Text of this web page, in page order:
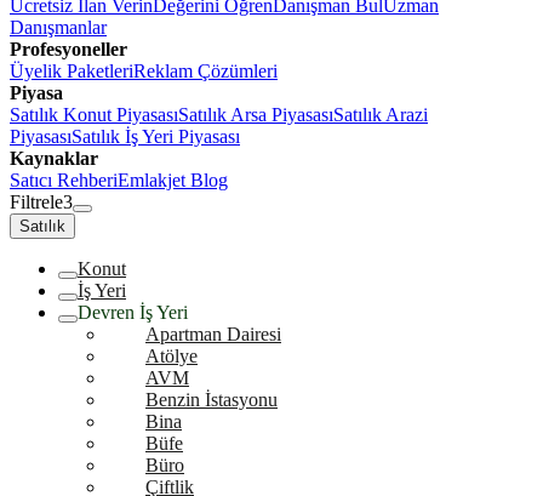
Ücretsiz İlan VerinDeğerini ÖğrenDanışman BulUzman
Danışmanlar
Profesyoneller
Üyelik PaketleriReklam Çözümleri
Piyasa
Satılık Konut PiyasasıSatılık Arsa PiyasasıSatılık Arazi
PiyasasıSatılık İş Yeri Piyasası
Kaynaklar
Satıcı RehberiEmlakjet Blog
Filtrele3
Satılık
Konut
İş Yeri
Devren İş Yeri
Apartman Dairesi
Atölye
AVM
Benzin İstasyonu
Bina
Büfe
Büro
Çiftlik